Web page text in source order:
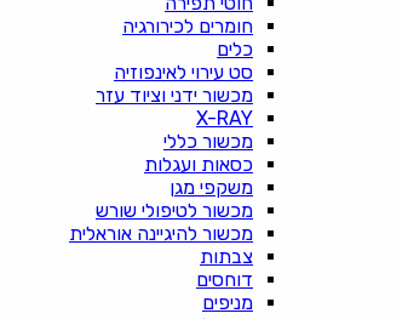
חומרים לכירורגיה
כלים
סט עירוי לאינפוזיה
מכשור ידני וציוד עזר
X-RAY
מכשור כללי
כסאות ועגלות
משקפי מגן
מכשור לטיפולי שורש
מכשור להיגיינה אוראלית
צבתות
דוחסים
מניפים